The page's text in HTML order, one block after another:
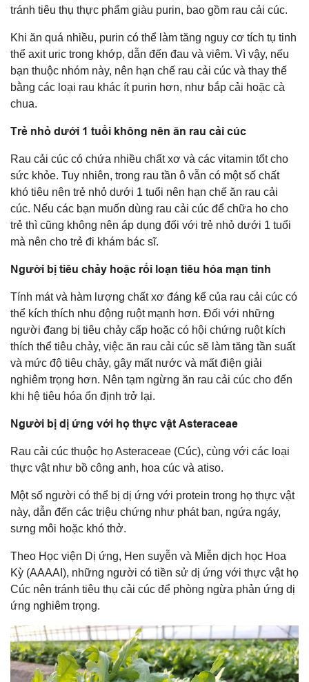
tránh tiêu thụ thực phẩm giàu purin, bao gồm rau cải cúc.
Khi ăn quá nhiều, purin có thể làm tăng nguy cơ tích tụ tinh
thể axit uric trong khớp, dẫn đến đau và viêm. Vì vậy, nếu
bạn thuộc nhóm này, nên hạn chế rau cải cúc và thay thế
bằng các loại rau khác ít purin hơn, như bắp cải hoặc cà
chua.
Trẻ nhỏ dưới 1 tuổi không nên ăn rau cải cúc
Rau cải cúc có chứa nhiều chất xơ và các vitamin tốt cho
sức khỏe. Tuy nhiên, trong rau tần ô vẫn có một số chất
khó tiêu nên trẻ nhỏ dưới 1 tuổi nên hạn chế ăn rau cải
cúc. Nếu các bạn muốn dùng rau cải cúc để chữa ho cho
trẻ thì cũng không nên áp dụng đối với trẻ nhỏ dưới 1 tuổi
mà nên cho trẻ đi khám bác sĩ.
Người bị tiêu chảy hoặc rối loạn tiêu hóa mạn tính
Tính mát và hàm lượng chất xơ đáng kể của rau cải cúc có
thể kích thích nhu động ruột mạnh hơn. Đối với những
người đang bị tiêu chảy cấp hoặc có hội chứng ruột kích
thích thể tiêu chảy, việc ăn rau cải cúc sẽ làm tăng tần suất
và mức độ tiêu chảy, gây mất nước và mất điện giải
nghiêm trọng hơn. Nên tạm ngừng ăn rau cải cúc cho đến
khi hệ tiêu hóa ổn định trở lại.
Người bị dị ứng với họ thực vật Asteraceae
Rau cải cúc thuộc họ Asteraceae (Cúc), cùng với các loại
thực vật như bồ công anh, hoa cúc và atiso.
Một số người có thể bị dị ứng với protein trong họ thực vật
này, dẫn đến các triệu chứng như phát ban, ngứa ngáy,
sưng môi hoặc khó thở.
Theo Học viện Dị ứng, Hen suyễn và Miễn dịch học Hoa
Kỳ (AAAAI), những người có tiền sử dị ứng với thực vật họ
Cúc nên tránh tiêu thụ cải cúc để phòng ngừa phản ứng dị
ứng nghiêm trọng.